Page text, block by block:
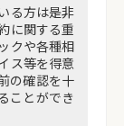
る方は是非
に関する重
クや各種相
ス等を得意
の確認を十
ことができ